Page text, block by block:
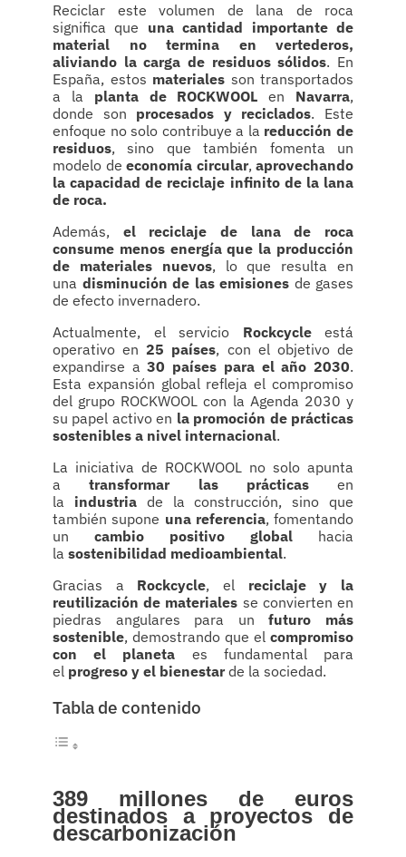
Reciclar este volumen de lana de roca
significa que una cantidad importante de
material no termina en vertederos,
aliviando la carga de residuos sólidos. En
España, estos materiales son transportados
a la planta de ROCKWOOL en Navarra,
donde son procesados y reciclados. Este
enfoque no solo contribuye a la reducción de
residuos, sino que también fomenta un
modelo de economía circular, aprovechando
la capacidad de reciclaje infinito de la lana
de roca.
Además, el reciclaje de lana de roca
consume menos energía que la producción
de materiales nuevos, lo que resulta en
una disminución de las emisiones de gases
de efecto invernadero.
Actualmente,
el servicio Rockcycleestá
operativo en25 países, con el objetivo de
expandirse a30 países para el año 2030.
Esta expansión global refleja el compromiso
del grupo ROCKWOOL con la Agenda 2030 y
su papel activo en la promoción de prácticas
sostenibles a nivel internacional.
La iniciativa de ROCKWOOL no solo apunta
atransformar las prácticasen
la industriade la construcción, sino que
también supone una referencia, fomentando
un cambio positivo global hacia
la sostenibilidad medioambiental.
Gracias a Rockcycle, el reciclaje y la
reutilización de materiales se convierten en
piedras angulares para unfuturo más
sostenible, demostrando que el compromiso
con el planeta es fundamental para
el progreso y el bienestar de la sociedad.
Tabla de contenido
389 millones de euros
destinados a proyectos de
descarbonización